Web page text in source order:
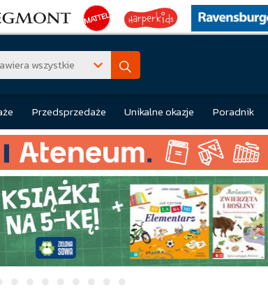
wszystkie
Przedsprzedaże Unikalne okazje Poradnik